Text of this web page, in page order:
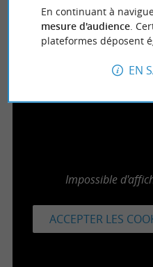
Impossible
ACCEPTER LES
En continuant à
mesure d'audience.
plateformes déposent
EN